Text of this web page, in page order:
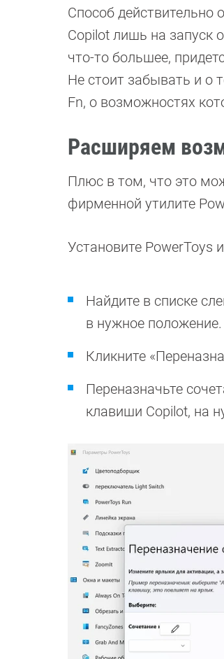
Способ
Copilot лишь на запуск
что-то большее,
Не стоит забывать и о
Fn, о возможностях
Расширяем
Плюс в том, что это
фирменной утилите
Установите PowerToys
Найдите в списке
в нужное положение.
Кликните
Переназначьте
клавиши Copilot, на